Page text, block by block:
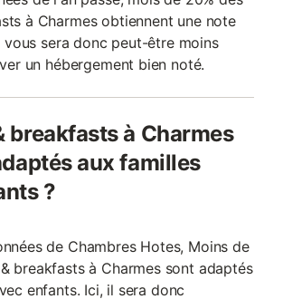
à Charmes obtiennent une note
sera donc peut-être moins
un hébergement bien noté.
breakfasts à Charmes
aux familles
?
de Chambres Hotes, Moins de
breakfasts à Charmes sont adaptés
enfants. Ici, il sera donc